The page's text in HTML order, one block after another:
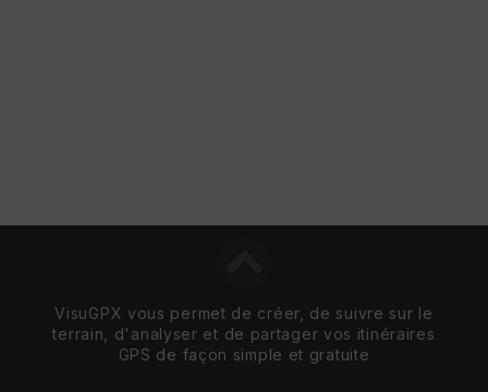
VisuGPX vous permet de créer, de suivre sur le
terrain, d'analyser et de partager vos itinéraires
GPS de façon simple et gratuite